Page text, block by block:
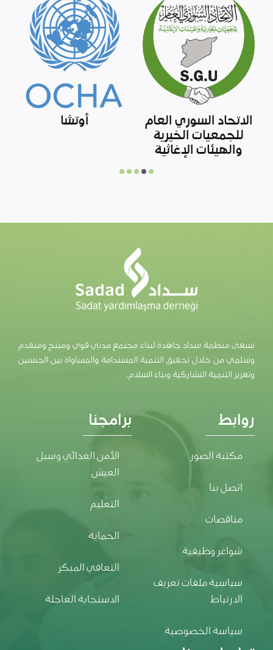
وزارة الزراعة التركية
مركز الملك سلمان
تسعى منظمة سداد جاهدة لبناء مجتمع مدني قوي ومنتج ومتقدم
وسلمي من خلال تحقيق التنمية المستدامة والمساواة بين الجنسين
وتعزيز التنمية التشاركية وبناء السلام.
روابط
مكتبة الصور
اتصل بنا
مناقصات
شواغر وظيفية
سياسية ملفات تعريف
الارتباط
سياسة الخصوصية
برامجنا
الأمن الغذائي وسبل
العيش
التعليم
الحماية
التعافي المبكر
الاستجابة العاجلة